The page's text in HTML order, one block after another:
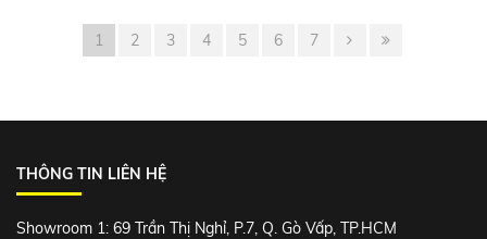
1 2 3 4 5 6 7
THÔNG TIN LIÊN HỆ
Showroom 1: 69 Trần Thị Nghỉ, P.7, Q. Gò Vấp, TP.HCM